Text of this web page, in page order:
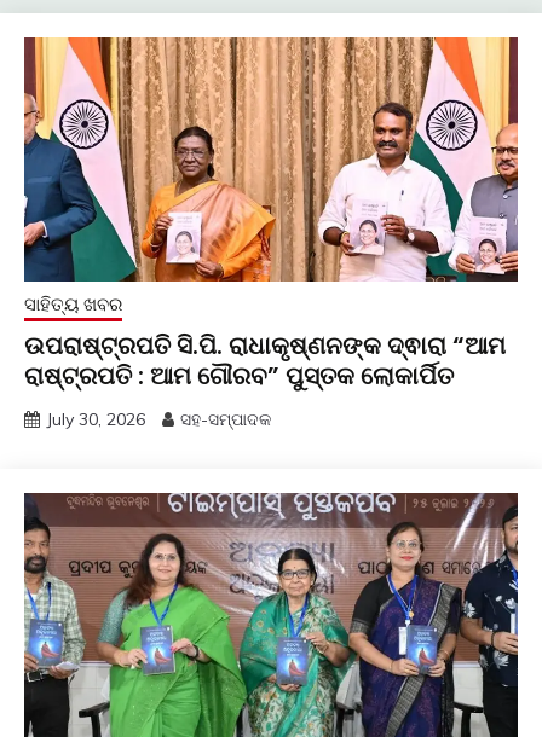
ସାହିତ୍ୟ ଖବର
ଉପରାଷ୍ଟ୍ରପତି ସି.ପି. ରାଧାକୃଷ୍ଣନଙ୍କ ଦ୍ଵାରା “ଆମ
ରାଷ୍ଟ୍ରପତି : ଆମ ଗୌରବ” ପୁସ୍ତକ ଲୋକାର୍ପିତ
July 30, 2026 ସହ-ସମ୍ପାଦକ